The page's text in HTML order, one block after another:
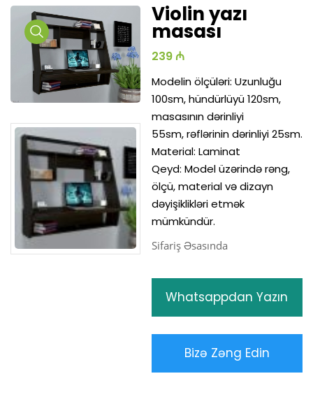
Media
Gallery
Media
Gallery
Violin yazı
masası
239 ₼
Modelin ölçüləri: Uzunluğu
100sm, hündürlüyü 120sm,
masasının dərinliyi
55sm, rəflərinin dərinliyi 25sm.
Material: Laminat
Qeyd: Model üzərində rəng,
ölçü, material və dizayn
dəyişiklikləri etmək
mümkündür.
Sifariş Əsasında
Whatsappdan Yazın
Bizə Zəng Edin